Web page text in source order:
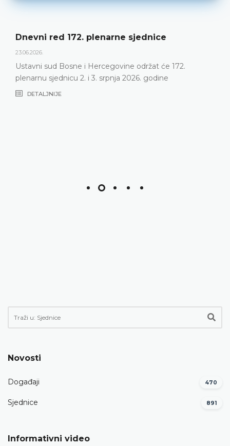
Dnevni red 172. plenarne sjednice
23.06.2026.
Ustavni sud Bosne i Hercegovine održat će 172.
plenarnu sjednicu 2. i 3. srpnja 2026. godine
DETALJNIJE
Novosti
Događaji 470
Sjednice 891
Informativni video